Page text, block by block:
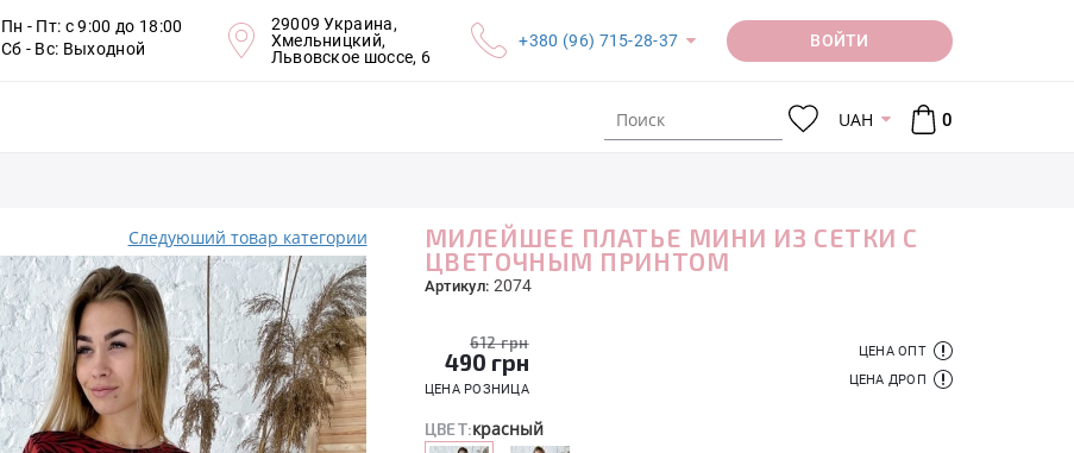
Пн - Пт: с 9:00 до 18:00
Сб - Вс: Выходной
29009 Украина,
Хмельницкий,
Львовское шоссе, 6
+380 (96) 715-28-37 ВОЙТИ
UAH 0
Следуюший товар категории
МИЛЕЙШЕЕ ПЛАТЬЕ МИНИ ИЗ СЕТКИ С
ЦВЕТОЧНЫМ ПРИНТОМ
Артикул: 2074
612 грн
490 грн
ЦЕНА РОЗНИЦА
ЦЕНА ОПТ
ЦЕНА ДРОП
ЦВЕТ:красный